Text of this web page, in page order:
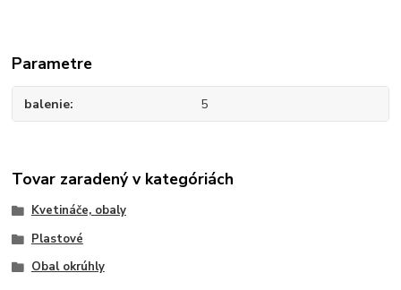
Parametre
balenie 5
Tovar zaradený v kategóriách
Kvetináče, obaly
Plastové
Obal okrúhly